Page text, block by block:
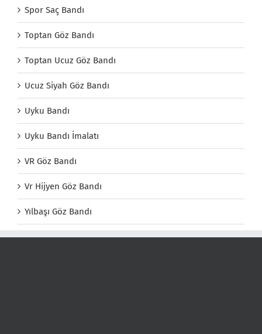
Spor Saç Bandı
Toptan Göz Bandı
Toptan Ucuz Göz Bandı
Ucuz Siyah Göz Bandı
Uyku Bandı
Uyku Bandı İmalatı
VR Göz Bandı
Vr Hijyen Göz Bandı
Yılbaşı Göz Bandı